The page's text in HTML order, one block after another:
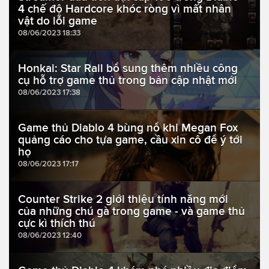
4 chế độ Hardcore khóc ròng vì mất nhân
vật do lỗi game
08/06/2023 18:33
Honkai: Star Rail bổ sung thêm nhiều công
cụ hỗ trợ game thủ trong bản cập nhật mới
08/06/2023 17:38
Game thủ Diablo 4 bùng nổ khi Megan Fox
quảng cáo cho tựa game, cầu xin cô để ý tới
họ
08/06/2023 17:17
Counter Strike 2 giới thiệu tính năng mới
của những chú gà trong game - và game thủ
cực kì thích thú
08/06/2023 12:40